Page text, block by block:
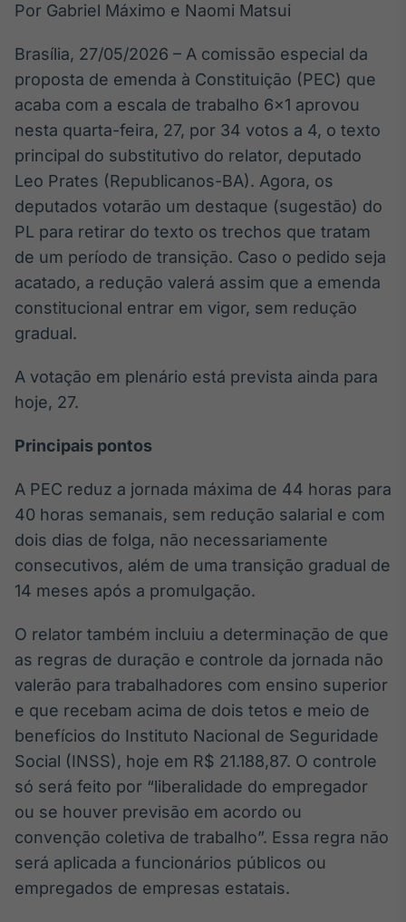
O setor de
no Brasil
Broadcast
White Label
Plataforma para
conteúdos
personalizados
Soluções de Dados
e Conteúdos
Broadcast
OTC
Plataforma para
negociação de
Broadcast
dados
Broadcast
Ticker
Cotações e
headlines de
notícias
Broadcast
Widgets
Componentes
funcionalidades
Wallboard
Conteúdos e
dados para
displays e telas
Por Gabriel Máximo e Naomi Matsui
Brasília, 27/05/2026 – A comissão especial da
proposta de emenda à Constituição (PEC) que
acaba com a escala de trabalho 6×1 aprovou
nesta quarta-feira, 27, por 34 votos a 4, o texto
principal do substitutivo do relator, deputado
Leo Prates (Republicanos-BA). Agora, os
deputados votarão um destaque (sugestão) do
PL para retirar do texto os trechos que tratam
de um período de transição. Caso o pedido seja
acatado, a redução valerá assim que a emenda
constitucional entrar em vigor, sem redução
gradual.
A votação em plenário está prevista ainda para
hoje, 27.
Principais pontos
A PEC reduz a jornada máxima de 44 horas para
40 horas semanais, sem redução salarial e com
dois dias de folga, não necessariamente
consecutivos, além de uma transição gradual de
14 meses após a promulgação.
O relator também incluiu a determinação de que
as regras de duração e controle da jornada não
valerão para trabalhadores com ensino superior
e que recebam acima de dois tetos e meio de
benefícios do Instituto Nacional de Seguridade
Social (INSS), hoje em R$ 21.188,87. O controle
só será feito por “liberalidade do empregador
ou se houver previsão em acordo ou
convenção coletiva de trabalho”. Essa regra não
será aplicada a funcionários públicos ou
empregados de empresas estatais.